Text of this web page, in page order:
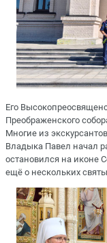
Его
Преображенского
Многие из
Владыка Павел начал
остановился на иконе
ещё о нескольких